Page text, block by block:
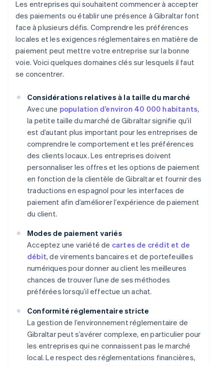
Les entreprises qui souhaitent commencer à accepter
des paiements ou établir une présence à Gibraltar font
face à plusieurs défis. Comprendre les préférences
locales et les exigences réglementaires en matière de
paiement peut mettre votre entreprise sur la bonne
voie. Voici quelques domaines clés sur lesquels il faut
se concentrer.
Considérations relatives à la taille du marché
Avec une population d’environ 40 000 habitants,
la petite taille du marché de Gibraltar signifie qu’il
est d’autant plus important pour les entreprises de
comprendre le comportement et les préférences
des clients locaux. Les entreprises doivent
personnaliser les offres et les options de paiement
en fonction de la clientèle de Gibraltar et fournir des
traductions en espagnol pour les interfaces de
paiement afin d’améliorer l’expérience de paiement
du client.
Modes de paiement variés
Acceptez une variété de cartes de crédit et de
débit, de virements bancaires et de portefeuilles
numériques pour donner au client les meilleures
chances de trouver l’une de ses méthodes
préférées lorsqu’il effectue un achat.
Conformité réglementaire stricte
La gestion de l’environnement réglementaire de
Gibraltar peut s’avérer complexe, en particulier pour
les entreprises qui ne connaissent pas le marché
local. Le respect des réglementations financières,